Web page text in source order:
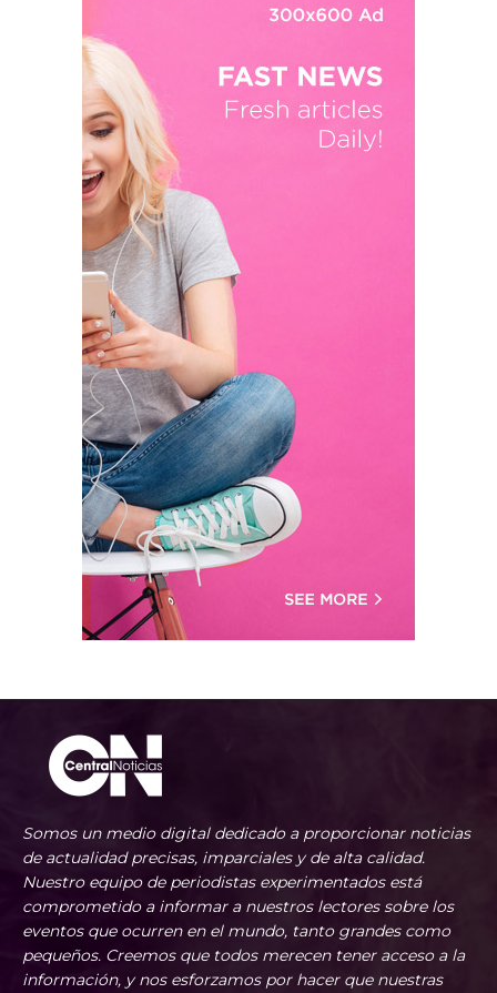
Somos un medio digital dedicado a proporcionar noticias
de actualidad precisas, imparciales y de alta calidad.
Nuestro equipo de periodistas experimentados está
comprometido a informar a nuestros lectores sobre los
eventos que ocurren en el mundo, tanto grandes como
pequeños. Creemos que todos merecen tener acceso a la
información, y nos esforzamos por hacer que nuestras